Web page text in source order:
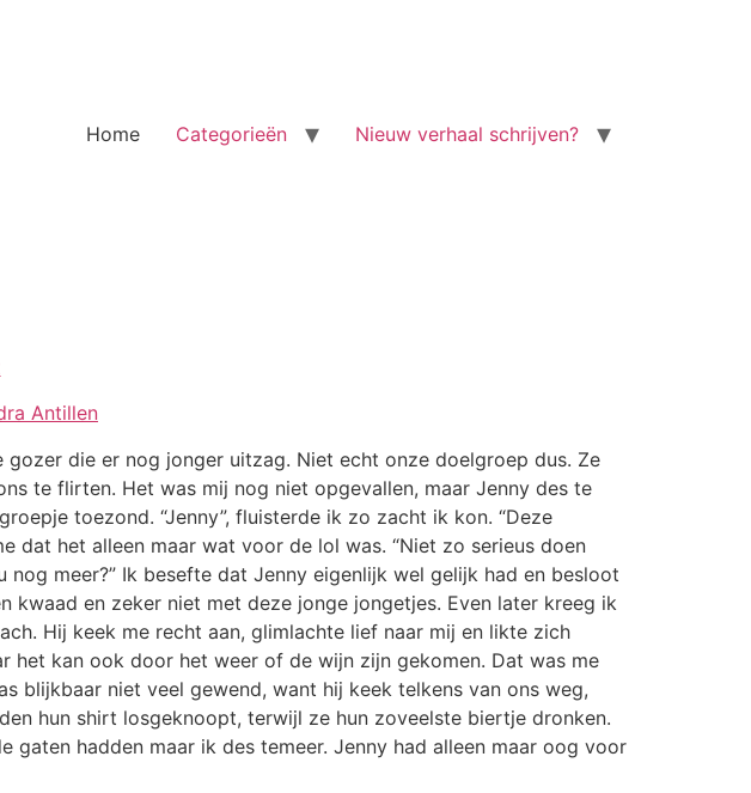
Home Categorieën Nieuw verhaal schrijven?
Antillen
die er nog jonger uitzag. Niet echt onze doelgroep dus. Ze
te flirten. Het was mij nog niet opgevallen, maar Jenny des te
toezond. “Jenny”, fluisterde ik zo zacht ik kon. “Deze
dat het alleen maar wat voor de lol was. “Niet zo serieus doen
meer?” Ik besefte dat Jenny eigenlijk wel gelijk had en besloot
kwaad en zeker niet met deze jonge jongetjes. Even later kreeg ik
Hij keek me recht aan, glimlachte lief naar mij en likte zich
het kan ook door het weer of de wijn zijn gekomen. Dat was me
blijkbaar niet veel gewend, want hij keek telkens van ons weg,
hun shirt losgeknoopt, terwijl ze hun zoveelste biertje dronken.
hadden maar ik des temeer. Jenny had alleen maar oog voor